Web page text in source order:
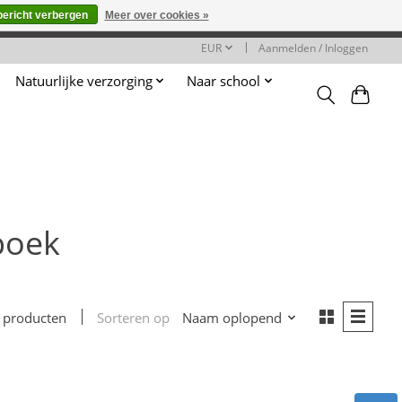
EUR Aanmelden / Inloggen
Natuurlijke verzorging
Naar school
Sorteren op Naam oplopend
verbergen Meer over cookies »
gehonoreerd of verwerkt.